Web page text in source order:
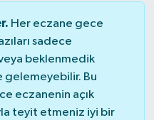
Her eczane gece
sadece
beklenmedik
Bu
eczanenin açık
teyit etmeniz iyi bir